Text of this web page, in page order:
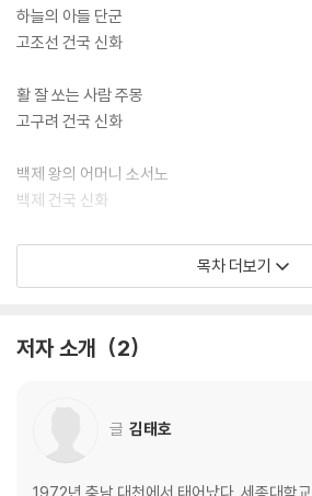
하늘의 아들 단군
고조선 건국 신화
활 잘 쏘는 사람 주몽
고구려 건국 신화
백제 왕의 어머니 소서노
백제 건국 신화
하늘이 내린 인연, 박혁거세와 알영
가야 건국 신화
목차 더보기
저자 소개 2
글 김태호